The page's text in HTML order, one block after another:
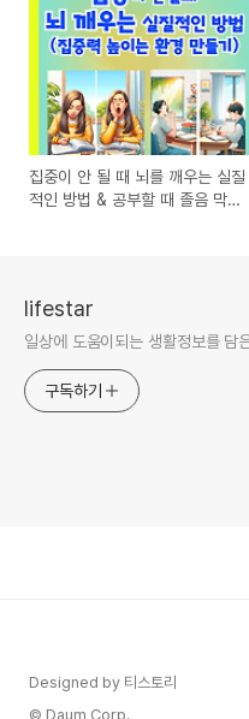
집중이 안 될 때 뇌를 깨우는 실질
적인 방법 & 공부할 때 졸음 막기
lifestar
일상에 도움이되는 생활정보를 담
구독하기
Designed by 티스토리
© Daum Corp.